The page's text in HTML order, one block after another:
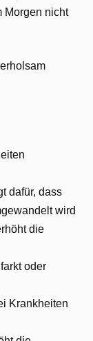
Morgen nicht
dafür, dass
wird
die
oder
Krankheiten